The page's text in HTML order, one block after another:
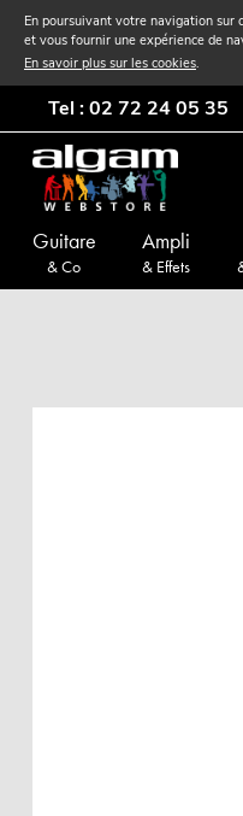
En poursuivant votre navigation sur
et vous fournir une expérience de
En savoir plus sur les cookies.
Tel : 02 72 24 05 35
Guitare
& Co
Ampli
& Effets